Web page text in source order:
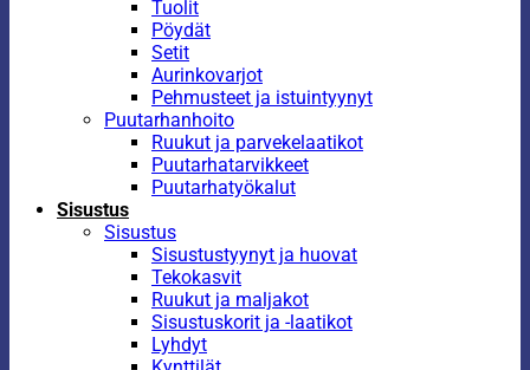
Tuolit
Pöydät
Setit
Aurinkovarjot
Pehmusteet ja istuintyynyt
Puutarhanhoito
Ruukut ja parvekelaatikot
Puutarhatarvikkeet
Puutarhatyökalut
Sisustus
Sisustus
Sisustustyynyt ja huovat
Tekokasvit
Ruukut ja maljakot
Sisustuskorit ja -laatikot
Lyhdyt